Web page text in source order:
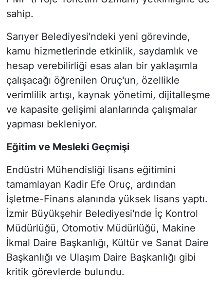
sahip.
Sarıyer Belediyesi'ndeki yeni görevinde,
kamu hizmetlerinde etkinlik, saydamlık ve
hesap verebilirliği esas alan bir yaklaşımla
çalışacağı öğrenilen Oruç'un, özellikle
verimlilik artışı, kaynak yönetimi, dijitalleşme
ve kapasite gelişimi alanlarında çalışmalar
yapması bekleniyor.
Eğitim ve Mesleki Geçmişi
Endüstri Mühendisliği lisans eğitimini
tamamlayan Kadir Efe Oruç, ardından
İşletme-Finans alanında yüksek lisans yaptı.
İzmir Büyükşehir Belediyesi'nde İç Kontrol
Müdürlüğü, Otomotiv Müdürlüğü, Makine
İkmal Daire Başkanlığı, Kültür ve Sanat Daire
Başkanlığı ve Ulaşım Daire Başkanlığı gibi
kritik görevlerde bulundu.